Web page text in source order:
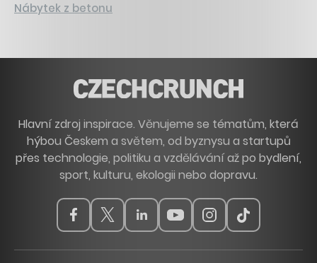
Nábytek z betonu
Hlavní zdroj inspirace. Věnujeme se tématům, která
hýbou Českem a světem, od byznysu a startupů
přes technologie, politiku a vzdělávání až po bydlení,
sport, kulturu, ekologii nebo dopravu.